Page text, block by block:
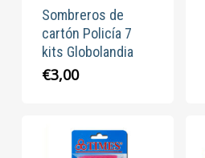
Sombreros de
cartón Policía 7
kits Globolandia
€3,00